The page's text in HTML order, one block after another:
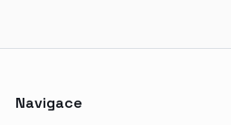
Navigace